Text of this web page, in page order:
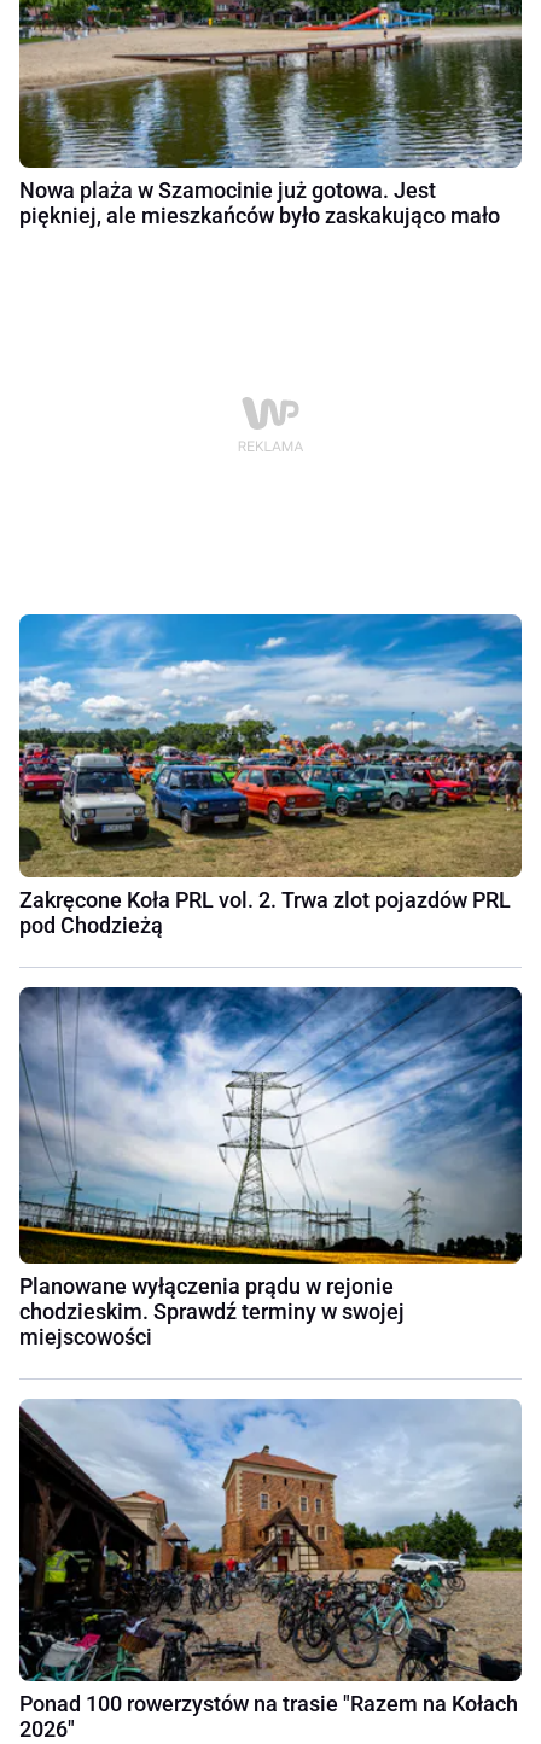
Nowa plaża w Szamocinie już gotowa. Jest
piękniej, ale mieszkańców było zaskakująco mało
Zakręcone Koła PRL vol. 2. Trwa zlot pojazdów PRL
pod Chodzieżą
Planowane wyłączenia prądu w rejonie
chodzieskim. Sprawdź terminy w swojej
miejscowości
Ponad 100 rowerzystów na trasie "Razem na Kołach
2026"